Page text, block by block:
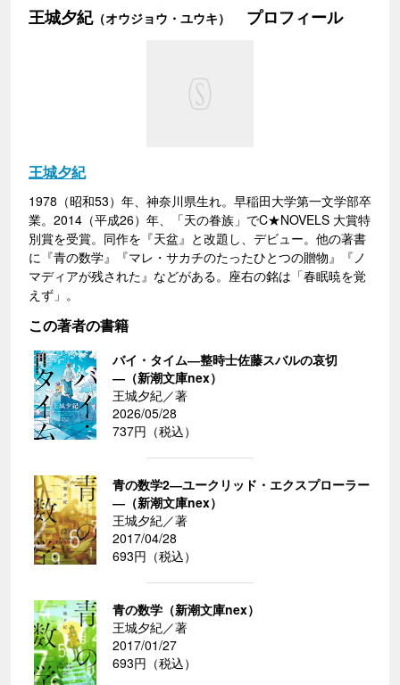
王城夕紀（オウジョウ・ユウキ） プロフィール
王城夕紀
1978（昭和53）年、神奈川県生れ。早稲田大学第一文学部卒
業。2014（平成26）年、「天の眷族」でC★NOVELS 大賞特
別賞を受賞。同作を『天盆』と改題し、デビュー。他の著書
に『青の数学』『マレ・サカチのたったひとつの贈物』『ノ
マディアが残された』などがある。座右の銘は「春眠暁を覚
えず」。
この著者の書籍
バイ・タイム―整時士佐藤スバルの哀切
―（新潮文庫nex）
王城夕紀／著
2026/05/28
737円（税込）
青の数学2―ユークリッド・エクスプローラー
―（新潮文庫nex）
王城夕紀／著
2017/04/28
693円（税込）
青の数学（新潮文庫nex）
王城夕紀／著
2017/01/27
693円（税込）